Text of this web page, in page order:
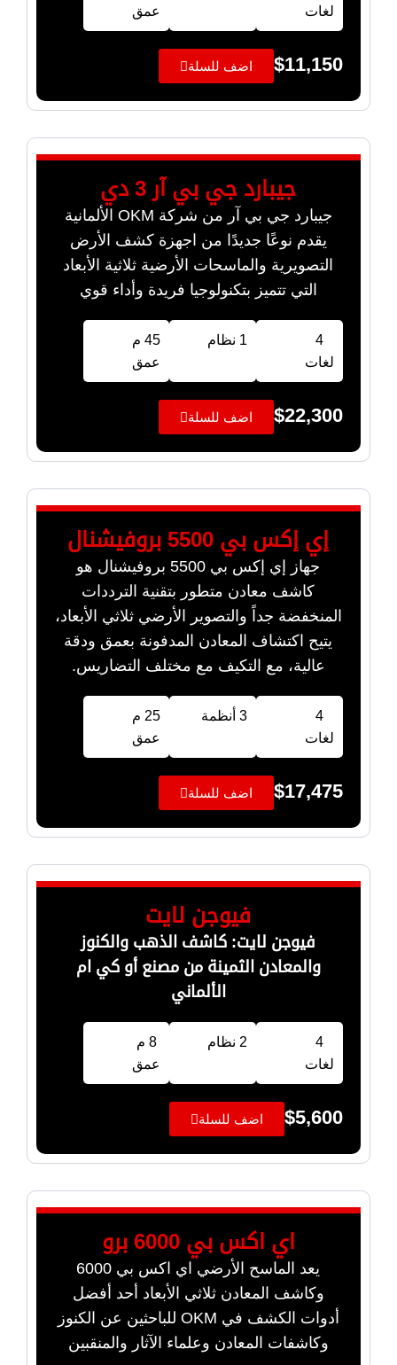
لغات
عمق
$11,150 اضف للسلة
جيبارد جي بي آر 3 دي
جيبارد جي بي آر من شركة OKM الألمانية
يقدم نوعًا جديدًا من اجهزة كشف الأرض
التصويرية والماسحات الأرضية ثلاثية الأبعاد
التي تتميز بتكنولوجيا فريدة وأداء قوي
4
لغات
1 نظام
45 م
عمق
$22,300 اضف للسلة
إي إكس بي 5500 بروفيشنال
جهاز إي إكس بي 5500 بروفيشنال هو
كاشف معادن متطور بتقنية الترددات
المنخفضة جداً والتصوير الأرضي ثلاثي الأبعاد،
يتيح اكتشاف المعادن المدفونة بعمق ودقة
عالية، مع التكيف مع مختلف التضاريس.
4
لغات
3 أنظمة
25 م
عمق
$17,475 اضف للسلة
فيوجن لايت
فيوجن لايت: كاشف الذهب والكنوز
والمعادن الثمينة من مصنع أو كي ام
الألماني
4
لغات
2 نظام
8 م
عمق
$5,600 اضف للسلة
اي اكس بي 6000 برو
يعد الماسح الأرضي اي اكس بي 6000
وكاشف المعادن ثلاثي الأبعاد أحد أفضل
أدوات الكشف في OKM للباحثين عن الكنوز
وكاشفات المعادن وعلماء الآثار والمنقبين